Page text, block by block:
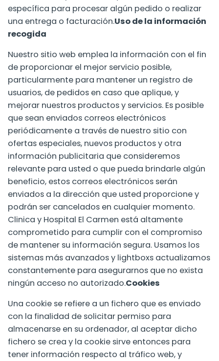
específica para procesar algún pedido o realizar
una entrega o facturación.Uso de la información
recogida
Nuestro sitio web emplea la información con el fin
de proporcionar el mejor servicio posible,
particularmente para mantener un registro de
usuarios, de pedidos en caso que aplique, y
mejorar nuestros productos y servicios. Es posible
que sean enviados correos electrónicos
periódicamente a través de nuestro sitio con
ofertas especiales, nuevos productos y otra
información publicitaria que consideremos
relevante para usted o que pueda brindarle algún
beneficio, estos correos electrónicos serán
enviados a la dirección que usted proporcione y
podrán ser cancelados en cualquier momento.
Clinica y Hospital El Carmen está altamente
comprometido para cumplir con el compromiso
de mantener su información segura. Usamos los
sistemas más avanzados y lightboxs actualizamos
constantemente para asegurarnos que no exista
ningún acceso no autorizado.Cookies
Una cookie se refiere a un fichero que es enviado
con la finalidad de solicitar permiso para
almacenarse en su ordenador, al aceptar dicho
fichero se crea y la cookie sirve entonces para
tener información respecto al tráfico web, y